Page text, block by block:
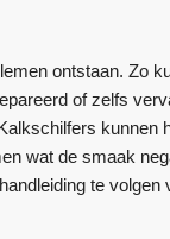
ontstaan. Zo
of zelfs
kunnen
wat de smaak
te